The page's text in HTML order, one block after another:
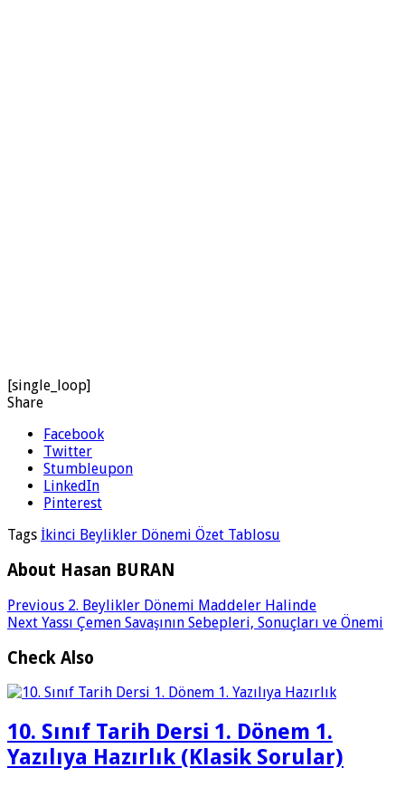
[single_loop]
Share
Facebook
Twitter
Stumbleupon
LinkedIn
Pinterest
Tags İkinci Beylikler Dönemi Özet Tablosu
About Hasan BURAN
Previous 2. Beylikler Dönemi Maddeler Halinde
Next Yassı Çemen Savaşının Sebepleri, Sonuçları ve Önemi
Check Also
10. Sınıf Tarih Dersi 1. Dönem 1.
Yazılıya Hazırlık (Klasik Sorular)